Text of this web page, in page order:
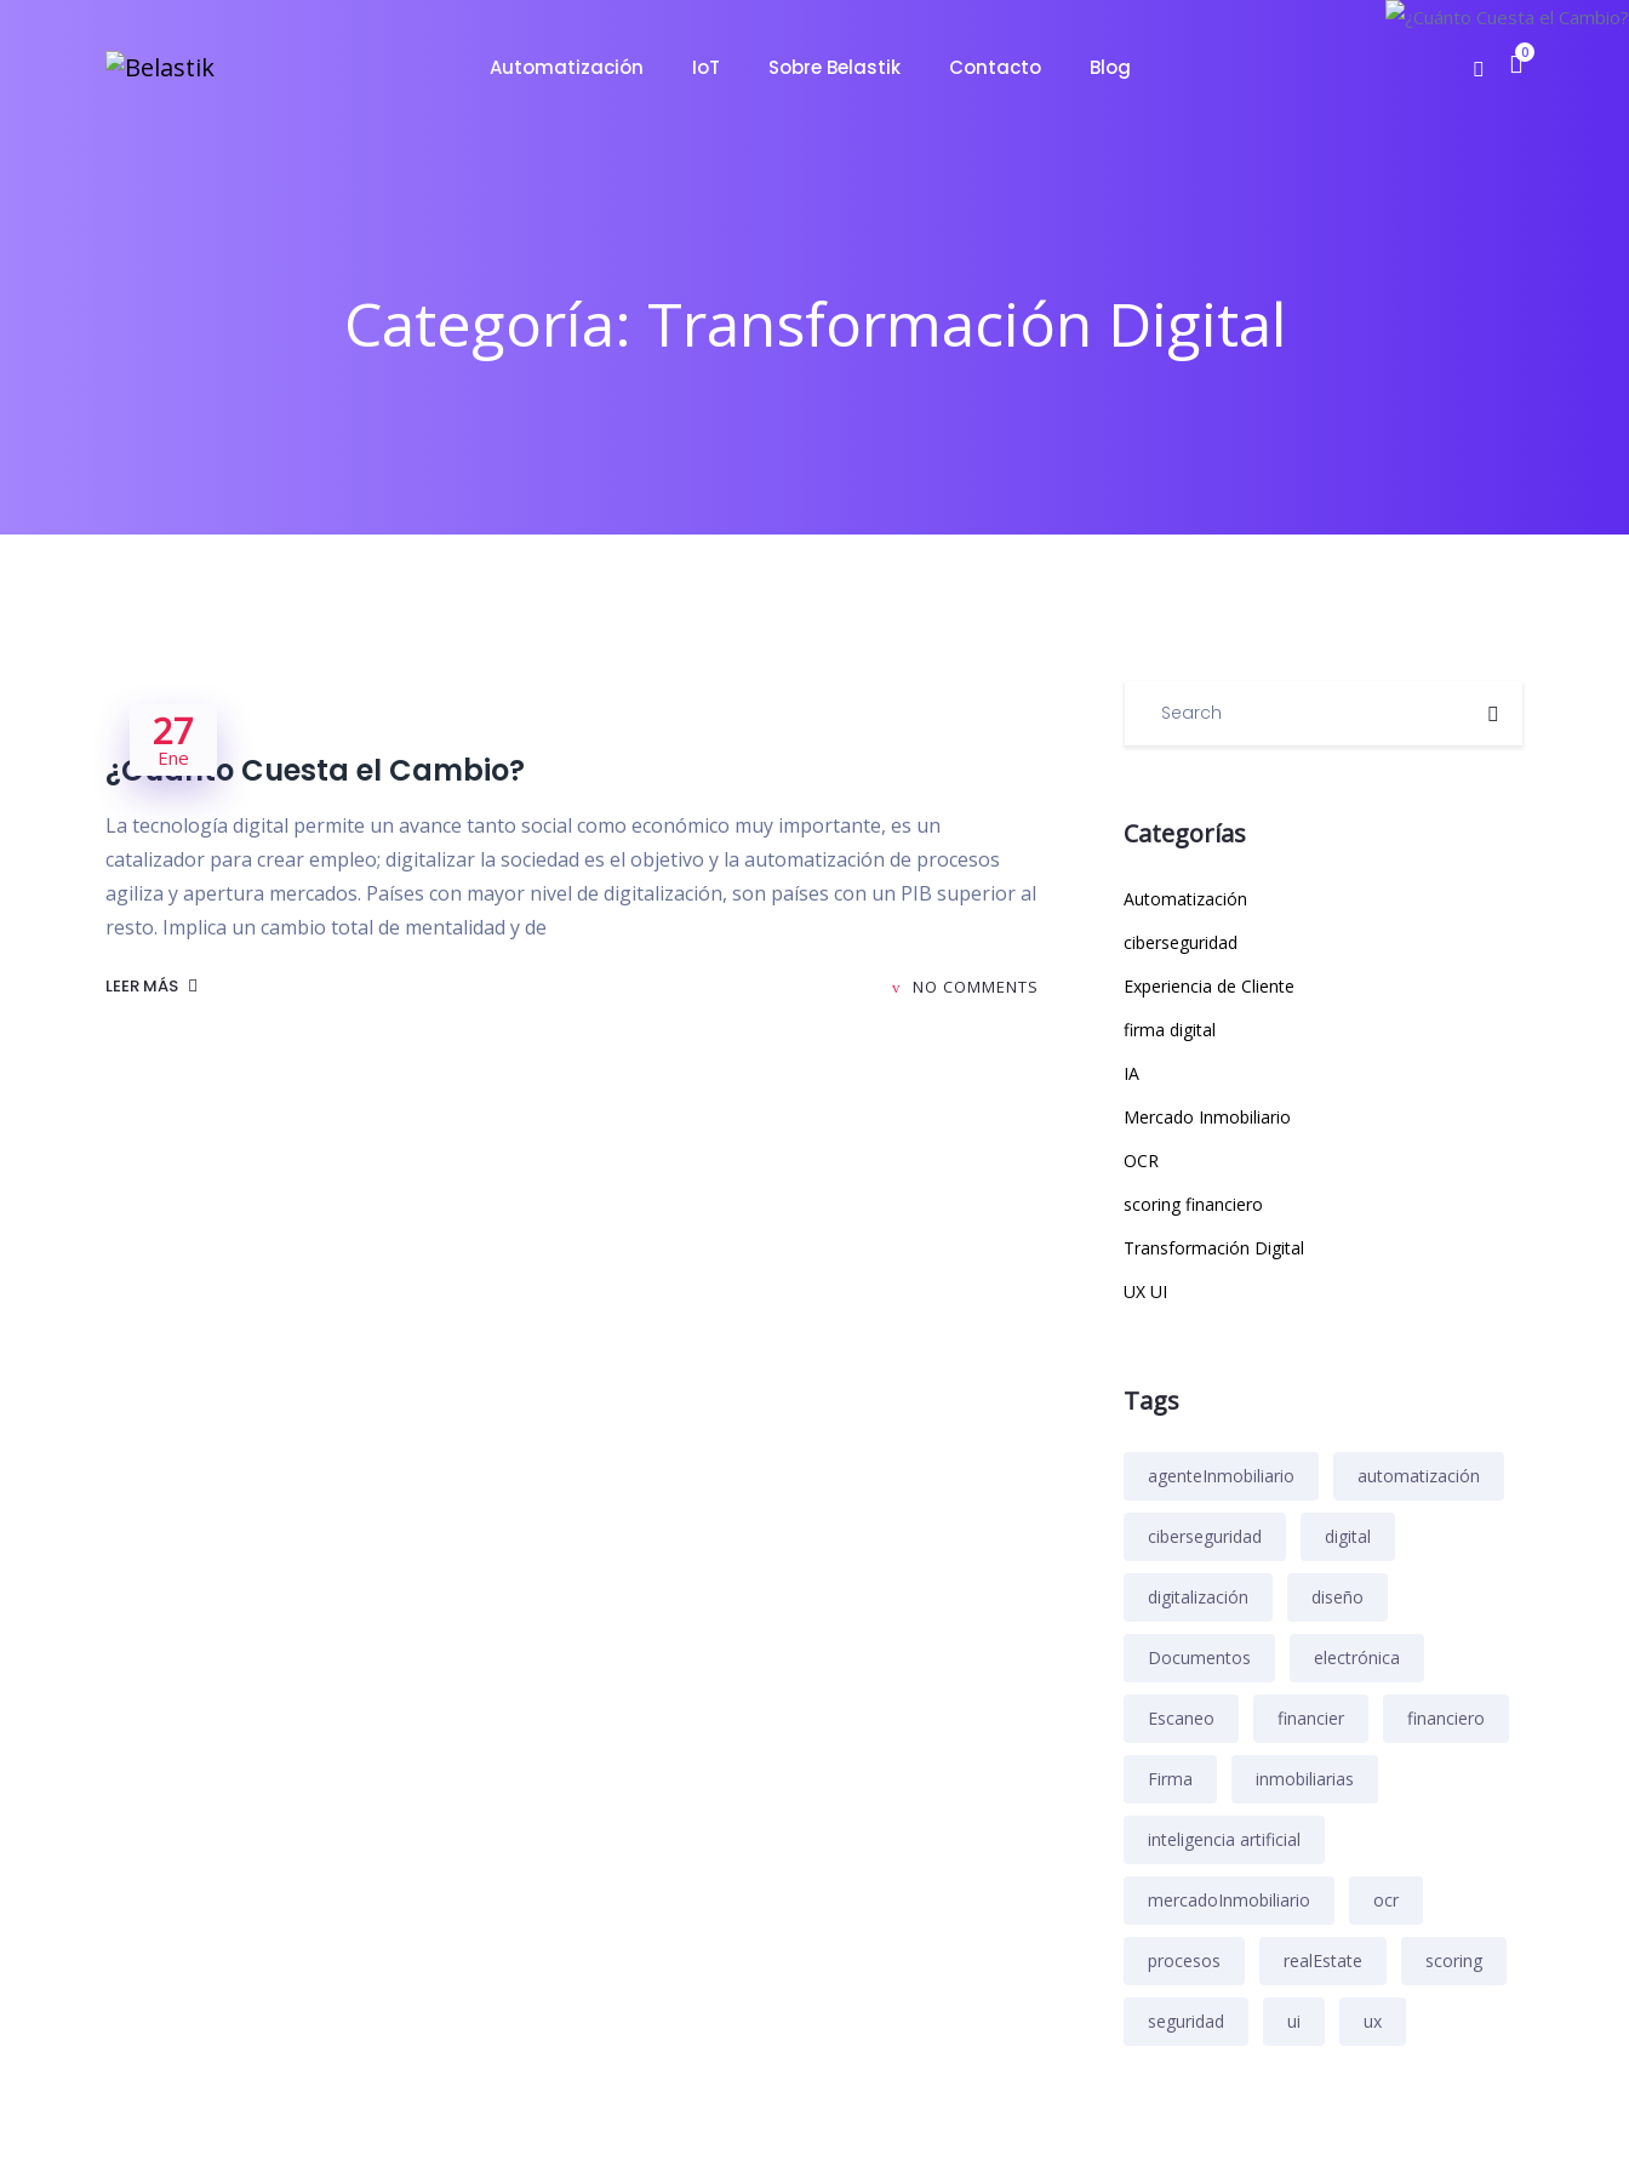
Automatización IoT Sobre Belastik Contacto Blog
0
Categoría: Transformación Digital
27
Ene
¿Cuánto Cuesta el Cambio?
La tecnología digital permite un avance tanto social como económico muy importante, es un
catalizador para crear empleo; digitalizar la sociedad es el objetivo y la automatización de procesos
agiliza y apertura mercados. Países con mayor nivel de digitalización, son países con un PIB superior al
resto. Implica un cambio total de mentalidad y de
LEER MÁS NO COMMENTS
Categorías
Automatización
ciberseguridad
Experiencia de Cliente
firma digital
IA
Mercado Inmobiliario
OCR
scoring financiero
Transformación Digital
UX UI
Tags
agenteInmobiliario automatización
ciberseguridad digital
digitalización diseño
Documentos electrónica
Escaneo financier financiero
Firma inmobiliarias
inteligencia artificial
mercadoInmobiliario ocr
procesos realEstate scoring
seguridad ui ux